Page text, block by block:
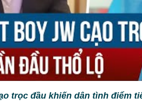
trọc đầu khiến dân tình điểm